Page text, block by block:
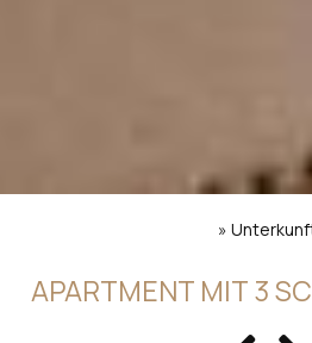
»
APARTMENT MIT 3